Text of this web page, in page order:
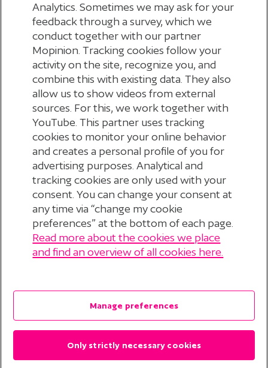
Hulp nodig?
Heeft u hulp nodig bij het aanleveren van de juiste
loongegevens van uw werknemers? Op de pagina
Aanlevering maandelijkse gegevens ' vindt u alle
informatie die u kan helpen.
Terug naar nieuwsoverzicht
© 2026 Stichting Pensioenfonds voor
Disclaimer
Privacyverklaring
Cookieverklaring
Analytics. Sometimes we may ask for your
feedback through a survey, which we
conduct together with our partner
Mopinion. Tracking cookies follow your
activity on the site, recognize you, and
combine this with existing data. They also
allow us to show videos from external
sources. For this, we work together with
YouTube. This partner uses tracking
cookies to monitor your online behavior
and creates a personal profile of you for
advertising purposes. Analytical and
tracking cookies are only used with your
consent. You can change your consent at
any time via “change my cookie
preferences” at the bottom of each page.
Read more about the cookies we place
and find an overview of all cookies here.
Manage preferences
Only strictly necessary cookies